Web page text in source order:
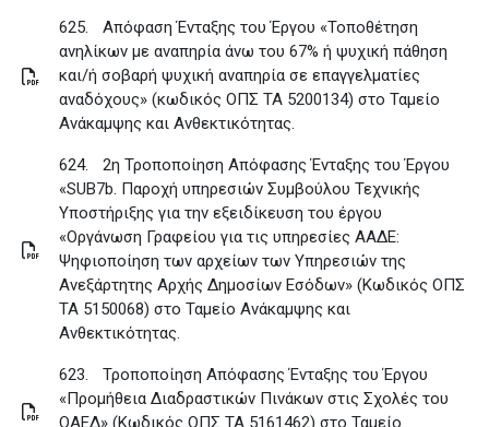
625.
Απόφαση Ένταξης του Έργου «Τοποθέτηση
ανηλίκων με αναπηρία άνω του 67% ή ψυχική πάθηση
και/ή σοβαρή ψυχική αναπηρία σε επαγγελματίες
αναδόχους» (κωδικός ΟΠΣ ΤΑ 5200134) στο Ταμείο
Ανάκαμψης και Ανθεκτικότητας.
624.
2η Τροποποίηση Απόφασης Ένταξης του Έργου
«SUB7b. Παροχή υπηρεσιών Συμβούλου Τεχνικής
Υποστήριξης για την εξειδίκευση του έργου
«Οργάνωση Γραφείου για τις υπηρεσίες ΑΑΔΕ:
Ψηφιοποίηση των αρχείων των Υπηρεσιών της
Ανεξάρτητης Αρχής Δημοσίων Εσόδων» (Κωδικός ΟΠΣ
ΤΑ 5150068) στο Ταμείο Ανάκαμψης και
Ανθεκτικότητας.
623.
Τροποποίηση Απόφασης Ένταξης του Έργου
«Προμήθεια Διαδραστικών Πινάκων στις Σχολές του
ΟΑΕΔ» (Κωδικός ΟΠΣ ΤΑ 5161462) στο Ταμείο